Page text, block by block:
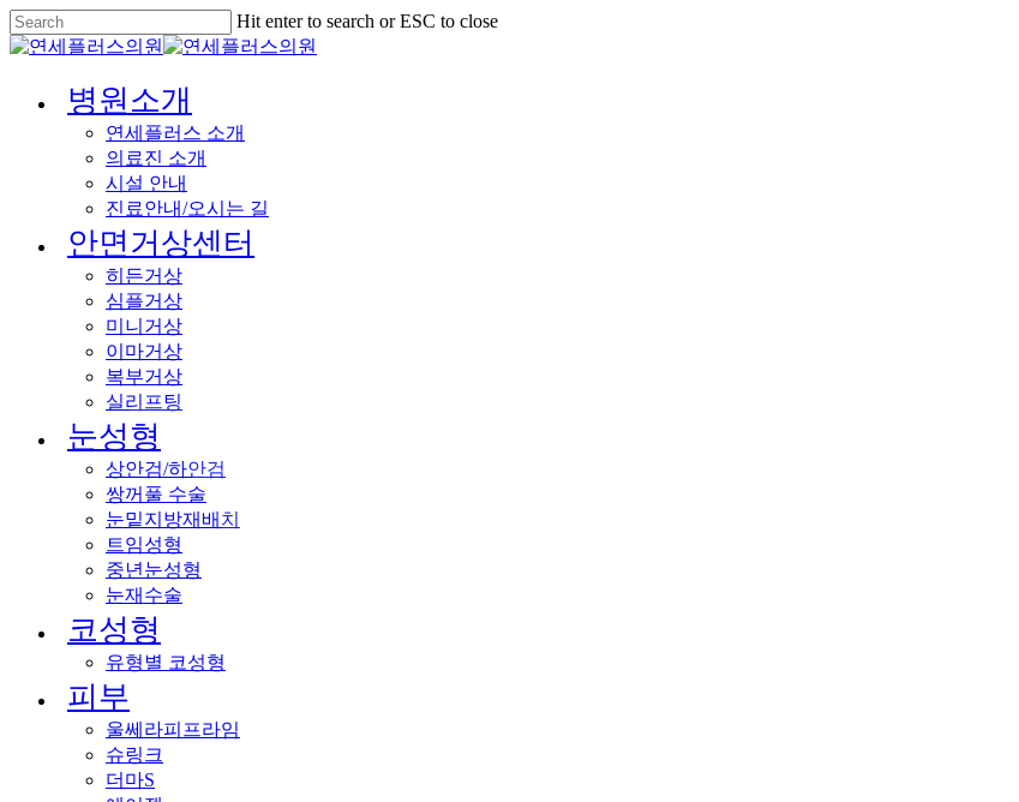
Skip
to
main
Hit enter to search or ESC to close
Close
병원소개
연세플러스 소개
의료진 소개
시설 안내
진료안내/오시는 길
안면거상센터
히든거상
심플거상
미니거상
이마거상
복부거상
실리프팅
눈성형
상안검/하안검
쌍꺼풀 수술
눈밑지방재배치
트임성형
중년눈성형
눈재수술
코성형
유형별 코성형
피부
울쎄라피프라임
슈링크
더마S